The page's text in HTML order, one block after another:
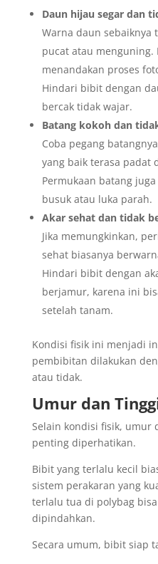
Daun hijau segar dan
Warna daun sebaiknya
pucat atau menguning.
menandakan proses
Hindari bibit dengan
bercak tidak wajar.
Batang kokoh dan
Coba pegang
yang baik terasa padat
Permukaan batang
busuk atau luka parah.
Akar sehat dan tidak
Jika memungkinkan,
sehat biasanya
Hindari bibit dengan
berjamur, karena ini
setelah tanam.
Kondisi fisik ini menjadi
pembibitan dilakukan
atau tidak.
Umur dan
Selain kondisi fisik, umur
penting diperhatikan.
Bibit yang terlalu kecil
sistem perakaran yang
terlalu tua di polybag
dipindahkan.
Secara umum, bibit siap